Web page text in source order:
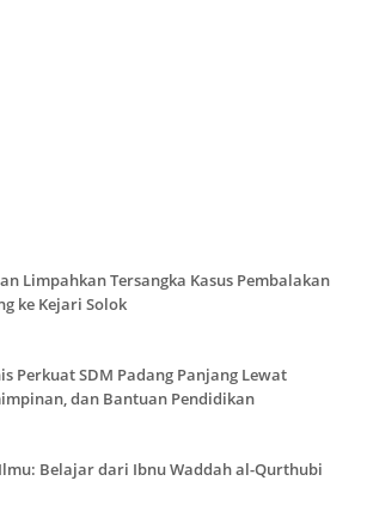
Limpahkan Tersangka Kasus Pembalakan
ke Kejari Solok
Perkuat SDM Padang Panjang Lewat
dan Bantuan Pendidikan
Belajar dari Ibnu Waddah al-Qurthubi